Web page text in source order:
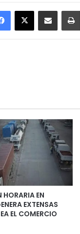
Facebook
X Enviar vía email
HORARIA EN
EXTENSAS
EL COMERCIO